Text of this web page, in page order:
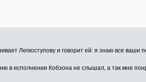
Легкоступову и говорит ей: я знаю все
в исполнении Кобзона не слышал, а так мне